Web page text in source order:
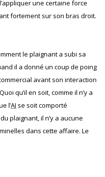
une certaine force
fortement sur son bras droit.
le plaignant a subi sa
il a donné un coup de poing
avant son interaction
qu’il en soit, comme il n’y a
l’AI se soit comporté
plaignant, il n’y a aucune
dans cette affaire. Le